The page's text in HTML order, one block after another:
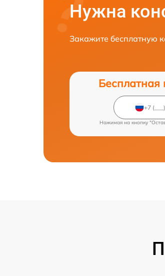
Нужна
Закажите бесплатную
Бесплатная
Нажимая на кнопку